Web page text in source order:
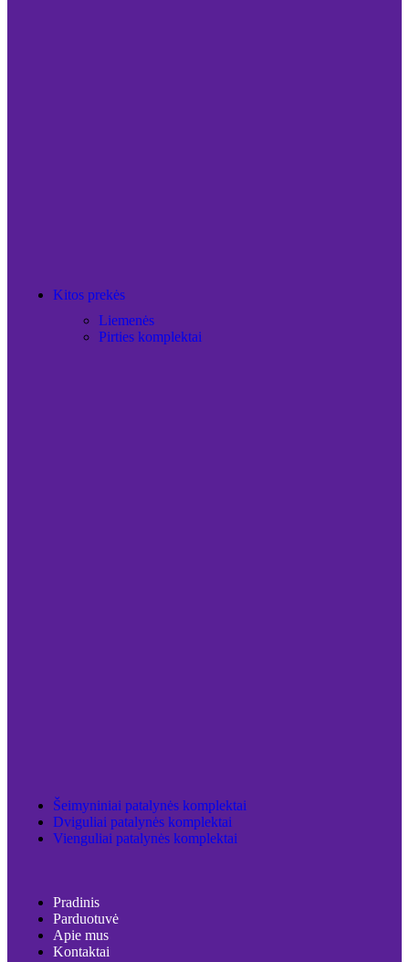
Kitos prekės
Liemenės
Pirties komplektai
Šeimyniniai patalynės komplektai
Dviguliai patalynės komplektai
Vienguliai patalynės komplektai
Pradinis
Parduotuvė
Apie mus
Kontaktai